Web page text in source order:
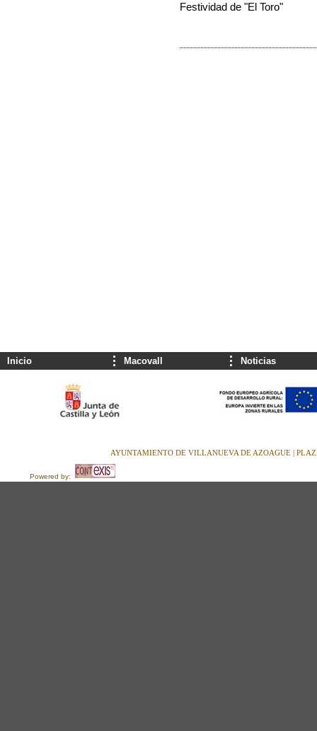
Festividad de "El Toro"
Inicio Macovall Noticias
AYUNTAMIENTO DE VILLANUEVA DE AZOAGUE |
Powered by: